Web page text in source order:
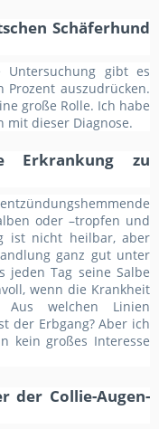
Schäferhund
Untersuchung gibt es
auszudrücken.
große Rolle. Ich habe
mit dieser Diagnose.
Erkrankung zu
oder –tropfen und
ist nicht heilbar, aber
ganz gut unter
jeden Tag seine Salbe
wenn die Krankheit
Aus welchen Linien
der Erbgang? Aber ich
kein großes Interesse
der Collie-Augen-